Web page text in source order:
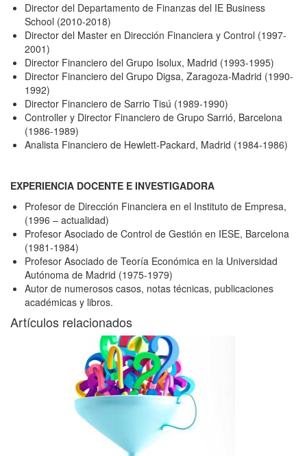
Director del Departamento de Finanzas del IE Business
School (2010-2018)
Director del Master en Dirección Financiera y Control (1997-
2001)
Director Financiero del Grupo Isolux, Madrid (1993-1995)
Director Financiero del Grupo Digsa, Zaragoza-Madrid (1990-
1992)
Director Financiero de Sarrio Tisú (1989-1990)
Controller y Director Financiero de Grupo Sarrió, Barcelona
(1986-1989)
Analista Financiero de Hewlett-Packard, Madrid (1984-1986)
EXPERIENCIA DOCENTE E INVESTIGADORA
Profesor de Dirección Financiera en el Instituto de Empresa,
(1996 – actualidad)
Profesor Asociado de Control de Gestión en IESE, Barcelona
(1981-1984)
Profesor Asociado de Teoría Económica en la Universidad
Autónoma de Madrid (1975-1979)
Autor de numerosos casos, notas técnicas, publicaciones
académicas y libros.
Artículos relacionados